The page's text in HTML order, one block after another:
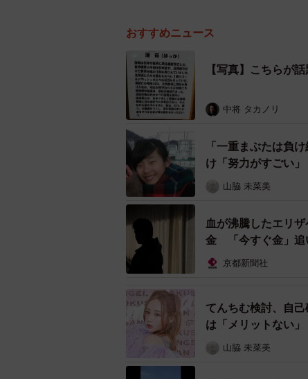
おすすめニュース
【写真】こちらが
中将 タカノリ
「一重まぶたは負
け「努力がすごい」
山脇 未菜美
血が沸騰したエリ
金 「今すぐ金」追
京都新聞社
てんちむ検討、自
は「メリットない」
山脇 未菜美